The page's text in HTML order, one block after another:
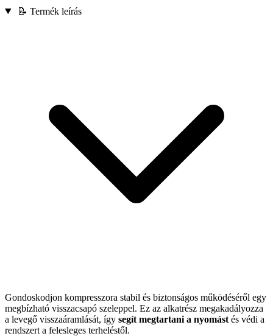
📝 Termék leírás
Gondoskodjon kompresszora stabil és biztonságos működéséről egy
megbízható visszacsapó szeleppel. Ez az alkatrész megakadályozza
a levegő visszaáramlását, így segít megtartani a nyomást és védi a
rendszert a felesleges terheléstől.